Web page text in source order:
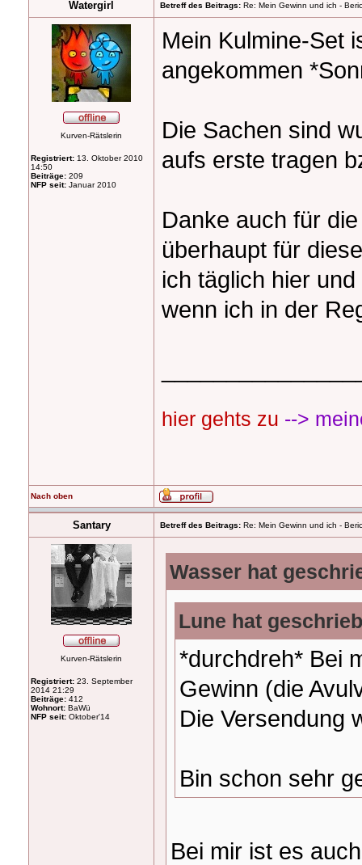
Watergirl Betreff des Beitrags: Re: Mein Gewinn und ich -
Kurven-Rätslerin
Registriert: 13. Oktober 2010
14:50
Beiträge: 209
NFP seit: Januar 2010
Mein Kulmine-Set
angekommen
Die Sachen sind
aufs erste tragen
Danke auch für
überhaupt für
ich täglich hier
wenn ich in der
hier gehts zu -->
Nach oben
Santary Betreff des Beitrags: Re: Mein Gewinn und ich -
Kurven-Rätslerin
Registriert: 23. September
2014 21:29
Beiträge: 412
Wohnort: BaWü
NFP seit: Oktober'14
Wasser hat
Lune hat
*durchdreh* Bei
Gewinn (die
Die Versendung
Bin schon sehr
Bei mir ist es